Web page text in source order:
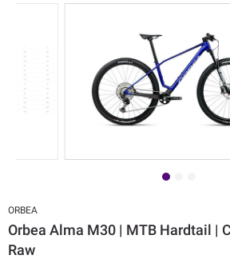
ORBEA
Orbea Alma M30 | MTB Hardtail |
Raw